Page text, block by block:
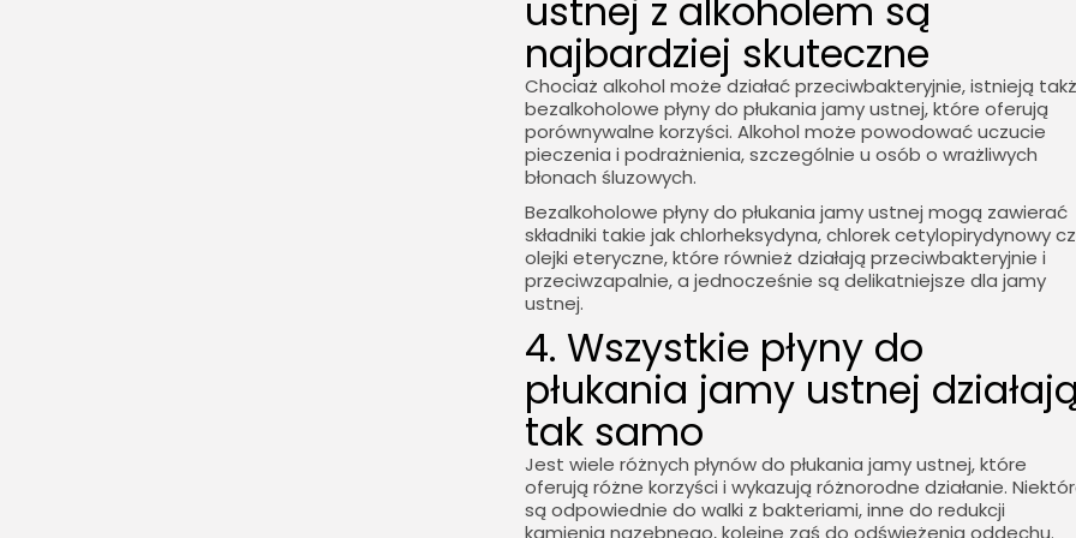
ustnej z alkoholem są
najbardziej skuteczne
Chociaż alkohol może działać przeciwbakteryjnie, istnieją
bezalkoholowe płyny do płukania jamy ustnej, które oferują
porównywalne korzyści. Alkohol może powodować uczucie
pieczenia i podrażnienia, szczególnie u osób o wrażliwych
błonach śluzowych.
Bezalkoholowe płyny do płukania jamy ustnej mogą zawierać
składniki takie jak chlorheksydyna, chlorek cetylopirydynowy
olejki eteryczne, które również działają przeciwbakteryjnie i
przeciwzapalnie, a jednocześnie są delikatniejsze dla jamy
ustnej.
4. Wszystkie płyny do
płukania jamy ustnej działają
tak samo
Jest wiele różnych płynów do płukania jamy ustnej, które
oferują różne korzyści i wykazują różnorodne działanie.
są odpowiednie do walki z bakteriami, inne do redukcji
kamienia nazębnego, kolejne zaś do odświeżenia oddechu.